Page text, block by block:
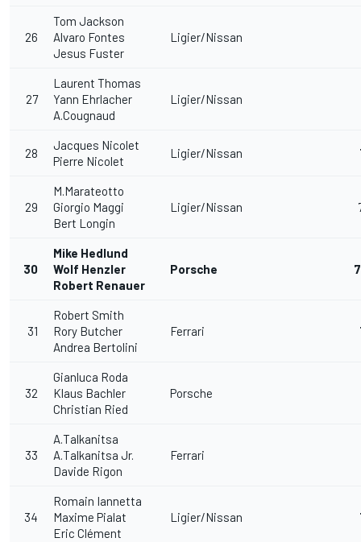
26
Tom Jackson
Alvaro Fontes
Jesus Fuster
Ligier/Nissan
27
Laurent Thomas
Yann Ehrlacher
A.Cougnaud
Ligier/Nissan
28
Jacques Nicolet
Pierre Nicolet
Ligier/Nissan
29
M.Marateotto
Giorgio Maggi
Bert Longin
Ligier/Nissan
30
Mike Hedlund
Wolf Henzler
Robert Renauer
Porsche
31
Robert Smith
Rory Butcher
Andrea Bertolini
Ferrari
32
Gianluca Roda
Klaus Bachler
Christian Ried
Porsche
33
A.Talkanitsa
A.Talkanitsa Jr.
Davide Rigon
Ferrari
34
Romain Iannetta
Maxime Pialat
Eric Clément
Ligier/Nissan